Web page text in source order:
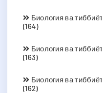
Биология ва
(164)
Биология ва
(163)
Биология ва
(162)